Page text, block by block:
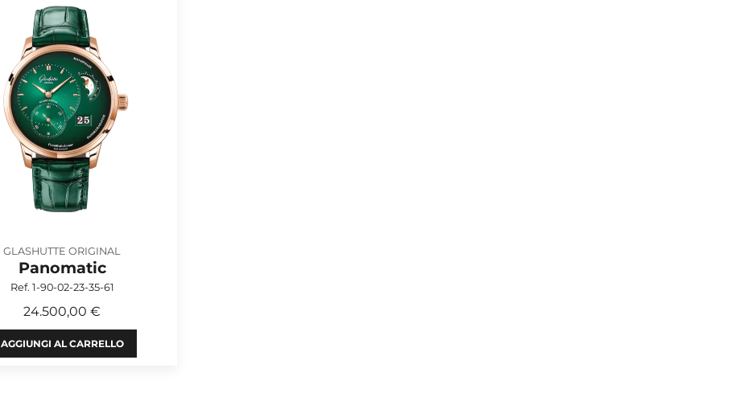
GLASHUTTE ORIGINAL
Panomatic
Ref. 1-90-02-23-35-61
24.500,00 €
AGGIUNGI AL CARRELLO